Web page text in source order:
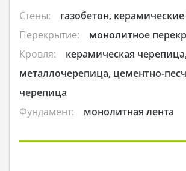
Стены:
газобетон,
Перекрытие:
монолитное
Кровля:
керамическая черепица,
металлочерепица, цементно-
черепица
Фундамент:
монолитная лента